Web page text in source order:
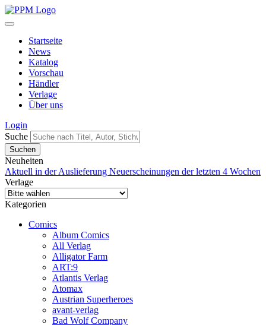
Startseite
News
Katalog
Vorschau
Händler
Verlage
Über uns
Login
Suche
Neuheiten
Aktuell in der Auslieferung Neuerscheinungen der letzten 4 Wochen
Verlage
Kategorien
Comics
Album Comics
All Verlag
Alligator Farm
ART:9
Atlantis Verlag
Atomax
Austrian Superheroes
avant-verlag
Bad Wolf Company